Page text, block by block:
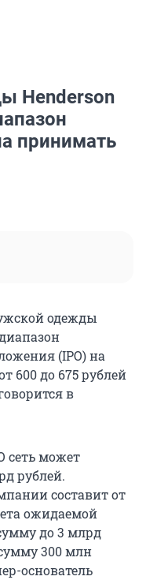
Henderson
принимать
одежды
(IPO) на
600 до 675 рублей
в
сеть может
рублей.
составит от
ожидаемой
до 3 млрд
300 млн
основатель